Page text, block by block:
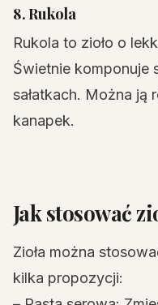
8. Rukola
Rukola to zioło o
Świetnie komponuje
sałatkach. Można ją
kanapek.
Jak stosować
Zioła można
kilka propozycji: